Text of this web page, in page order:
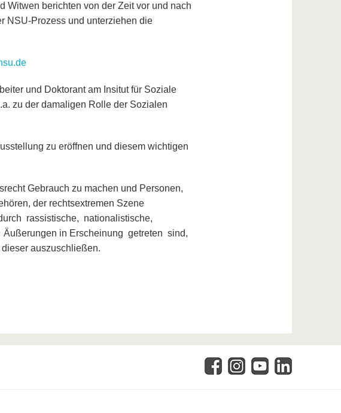
Witwen berichten von der Zeit vor und nach
NSU-Prozess und unterziehen die
und Doktorant am Insitut für Soziale
zu der damaligen Rolle der Sozialen
zu eröffnen und diesem wichtigen
Gebrauch zu machen und Personen,
der rechtsextremen Szene
rassistische, nationalistische,
in Erscheinung getreten sind,
auszuschließen.